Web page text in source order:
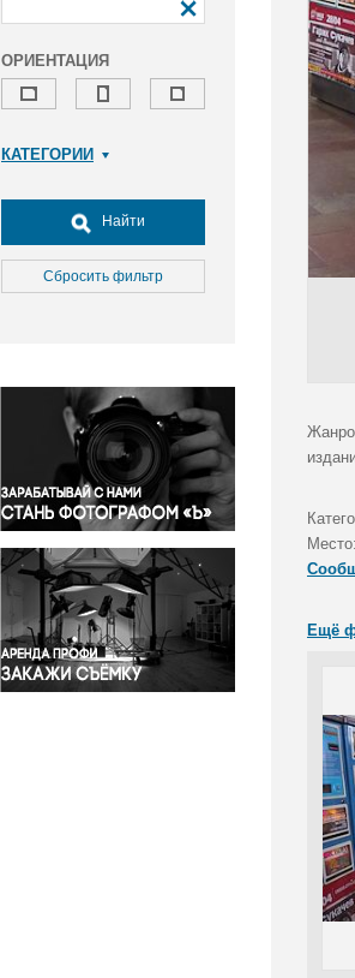
ОРИЕНТАЦИЯ
КАТЕГОРИИ
Досуг, туризм и отдых
Культура
Медицина
Окружающая среда
Политика
Правосудие
Происшествия и конфликты
Религия
Светская жизнь
Спорт
Экология
Экономика и бизнес
Найти
Сбросить фильтр
Место:
Ещё